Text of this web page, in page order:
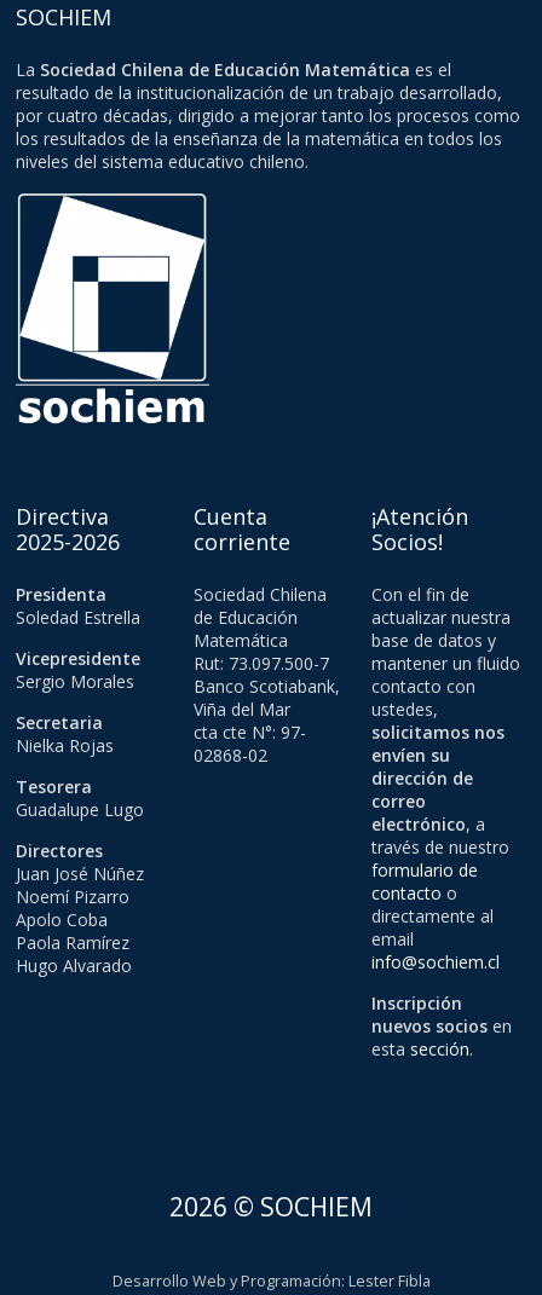
SOCHIEM
La Sociedad Chilena de Educación Matemática es el
resultado de la institucionalización de un trabajo desarrollado,
por cuatro décadas, dirigido a mejorar tanto los procesos como
los resultados de la enseñanza de la matemática en todos los
niveles del sistema educativo chileno.
Directiva
2025-2026
Presidenta
Soledad Estrella
Vicepresidente
Sergio Morales
Secretaria
Nielka Rojas
Tesorera
Guadalupe Lugo
Directores
Juan José Núñez
Noemí Pizarro
Apolo Coba
Paola Ramírez
Hugo Alvarado
Cuenta
corriente
Sociedad Chilena
de Educación
Matemática
Rut: 73.097.500-7
Banco Scotiabank,
Viña del Mar
cta cte N°: 97-
02868-02
¡Atención
Socios!
Con el fin de
actualizar nuestra
base de datos y
mantener un fluido
contacto con
ustedes,
solicitamos nos
envíen su
dirección de
correo
electrónico, a
través de nuestro
formulario de
contacto o
directamente al
email
info@sochiem.cl
Inscripción
nuevos sociosen
esta sección.
2026 © SOCHIEM
Desarrollo Web y Programación: Lester Fibla